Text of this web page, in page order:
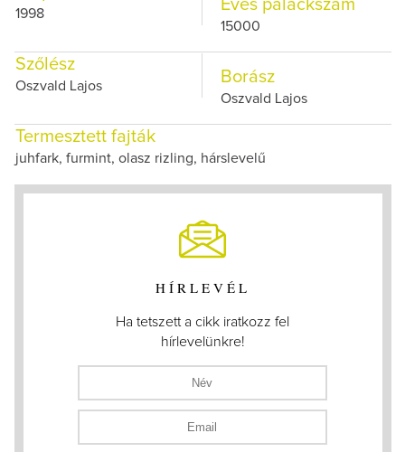
1998 Éves palackszám
15000
Szőlész
Oszvald Lajos Borász
Oszvald Lajos
Termesztett fajták
juhfark, furmint, olasz rizling, hárslevelű
HÍRLEVÉL
Ha tetszett a cikk iratkozz fel
hírlevelünkre!